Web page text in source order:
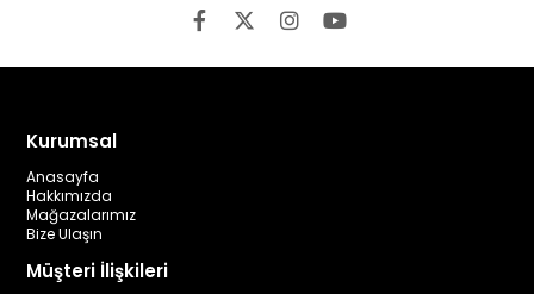
Kurumsal
Anasayfa
Hakkımızda
Mağazalarımız
Bize Ulaşın
Müşteri İlişkileri